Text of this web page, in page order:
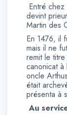
Entré
devint
Martin des
En 1476, il
mais il ne
remit le
canonicat
oncle
était
présenta à
Au